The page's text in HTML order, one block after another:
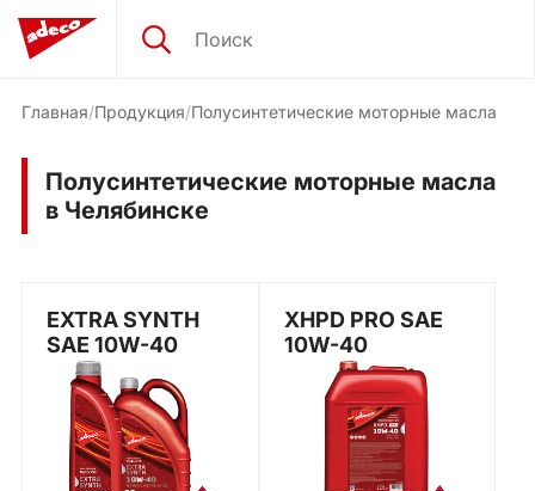
Главная Продукция Полусинтетические моторные масла
Полусинтетические моторные масла
в Челябинске
EXTRA SYNTH
SAE 10W-40
XHPD PRO SAE
10W-40